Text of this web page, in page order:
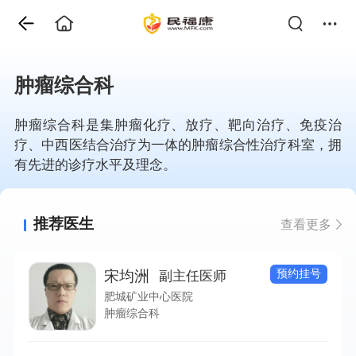
肿瘤综合科
肿瘤综合科是集肿瘤化疗、放疗、靶向治疗、免疫治
疗、中西医结合治疗为一体的肿瘤综合性治疗科室，拥
有先进的诊疗水平及理念。
推荐医生 查看更多
宋均洲 副主任医师
肥城矿业中心医院
肿瘤综合科
预约挂号